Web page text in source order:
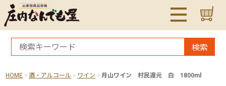
検索
HOME 酒・アルコール ワイン 月山ワイン 村民還元 白 1800ml